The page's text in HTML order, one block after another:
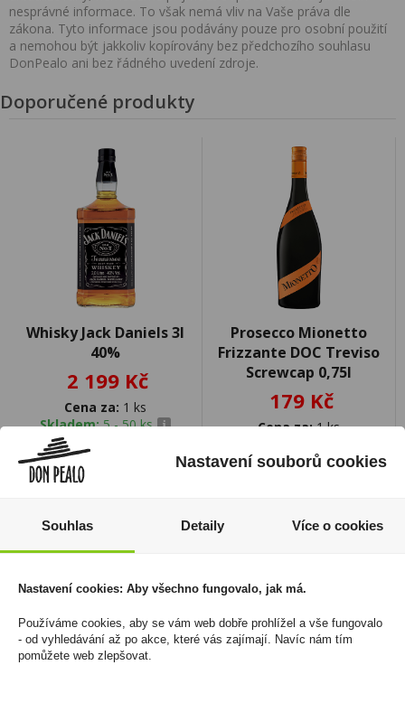
nesprávné informace. To však nemá vliv na Vaše práva dle
zákona. Tyto informace jsou podávány pouze pro osobní použití
a nemohou být jakkoliv kopírovány bez předchozího souhlasu
DonPealo ani bez řádného uvedení zdroje.
Doporučené produkty
Whisky Jack Daniels 3l
40%
2 199 Kč
Cena za: 1 ks
Skladem:5 - 50 ks
Prosecco Mionetto
Frizzante DOC Treviso
Screwcap 0,75l
179 Kč
Cena za:1 ks
Nastavení souborů cookies
Souhlas Detaily Více o cookies
Nastavení cookies: Aby všechno fungovalo, jak má.
Používáme cookies, aby se vám web dobře prohlížel a vše fungovalo
- od vyhledávání až po akce, které vás zajímají. Navíc nám tím
pomůžete web zlepšovat.